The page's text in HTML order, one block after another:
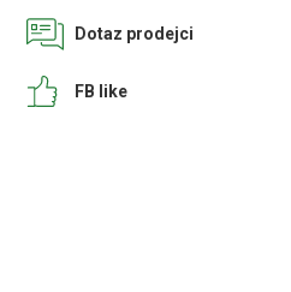
Dotaz prodejci
FB like